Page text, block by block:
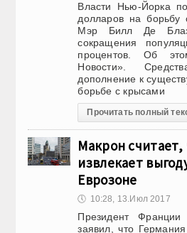
Власти Нью-Йорка
долларов на борьбу
Мэр Билл Де
сокращения
процентов. Об
Новости».
дополнение к
борьбе с крысами
Прочитать полный
Макрон
извлекает
Еврозоне
🕔 10:28, 13.Июл 2017
Президент
заявил, что